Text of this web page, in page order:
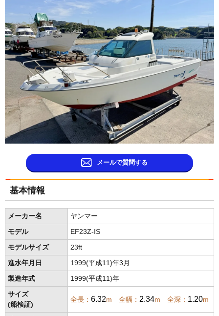
メールで質問する
基本情報
メーカー名 ヤンマー
モデル EF23Z-IS
モデルサイズ 23ft
進水年月日 1999(平成11)年3月
製造年式 1999(平成11)年
サイズ
(船検証)
全長： 6.32m 全幅： 2.34m 全深： 1.20m